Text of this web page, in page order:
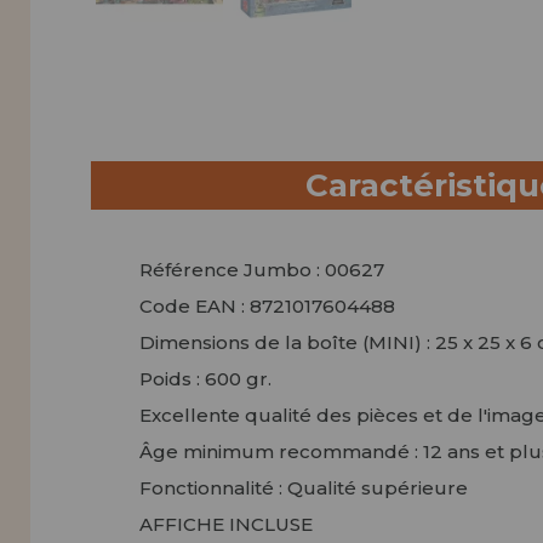
Référence Jumbo : 00627
Code EAN : 8721017604488
Dimensions de la boîte (MINI) : 25 x 25 x 6
Poids : 600 gr.
Excellente qualité des pièces et de
Âge minimum recommandé : 12 ans et
Fonctionnalité : Qualité supérieure
AFFICHE INCLUSE